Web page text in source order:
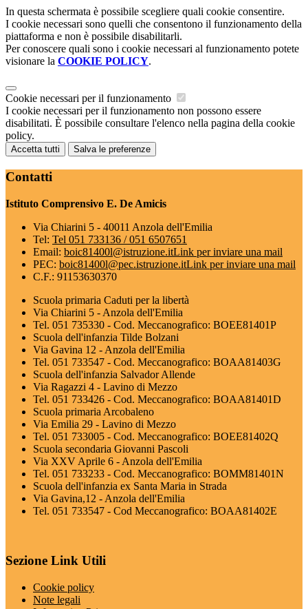
In questa schermata è possibile scegliere quali cookie consentire.
I cookie necessari sono quelli che consentono il funzionamento della
piattaforma e non è possibile disabilitarli.
Per conoscere quali sono i cookie necessari al funzionamento potete
visionare la COOKIE POLICY.
Cookie necessari per il funzionamento
I cookie necessari per il funzionamento non possono essere
disabilitati. È possibile consultare l'elenco nella pagina della cookie
policy.
Accetta tutti Salva le preferenze
Contatti
Istituto Comprensivo E. De Amicis
Via Chiarini 5 - 40011 Anzola dell'Emilia
Tel: Tel 051 733136 / 051 6507651
Email: boic81400l@istruzione.itLink per inviare una mail
PEC: boic81400l@pec.istruzione.itLink per inviare una mail
C.F.: 91153630370
Scuola primaria Caduti per la libertà
Via Chiarini 5 - Anzola dell'Emilia
Tel. 051 735330 - Cod. Meccanografico: BOEE81401P
Scuola dell'infanzia Tilde Bolzani
Via Gavina 12 - Anzola dell'Emilia
Tel. 051 733547 - Cod. Meccanografico: BOAA81403G
Scuola dell'infanzia Salvador Allende
Via Ragazzi 4 - Lavino di Mezzo
Tel. 051 733426 - Cod. Meccanografico: BOAA81401D
Scuola primaria Arcobaleno
Via Emilia 29 - Lavino di Mezzo
Tel. 051 733005 - Cod. Meccanografico: BOEE81402Q
Scuola secondaria Giovanni Pascoli
Via XXV Aprile 6 - Anzola dell'Emilia
Tel. 051 733233 - Cod. Meccanografico: BOMM81401N
Scuola dell'infanzia ex Santa Maria in Strada
Via Gavina,12 - Anzola dell'Emilia
Tel. 051 733547 - Cod Meccanografico: BOAA81402E
Sezione Link Utili
Cookie policy
Note legali